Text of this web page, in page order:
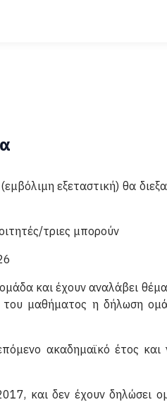
εξεταστική) θα
τριες μπορούν
και έχουν αναλάβει
του μαθήματος η δήλωση
ακαδημαϊκό έτος και
και δεν έχουν δηλώσει